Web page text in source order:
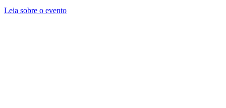
Leia sobre o evento